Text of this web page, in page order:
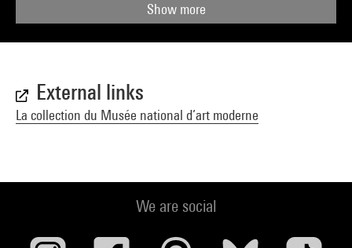
Show more
External links
La collection du Musée national d’art moderne
We are social